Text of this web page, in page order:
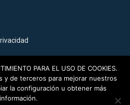
PARA EL USO DE COOKIES.
y de terceros para mejorar nuestros
la configuración u obtener más
información.